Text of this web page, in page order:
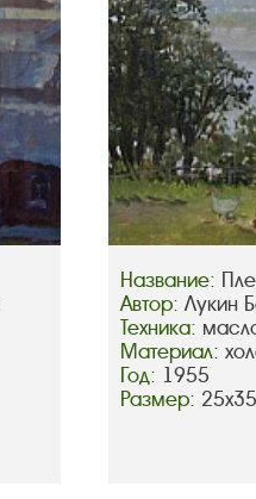
Название:
Автор: Лукин
Техника:
Материал:
Год: 1955
Размер: 25х35